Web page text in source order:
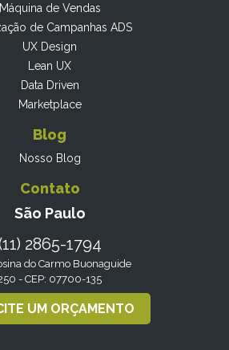
Máquina de Vendas
de Campanhas ADS
UX Design
Lean UX
Data Driven
Marketplace
Blog
Nosso Blog
Contato
São Paulo
2865-1794
do Carmo Buonaguide
- CEP: 07700-135
UM ORÇAMENTO